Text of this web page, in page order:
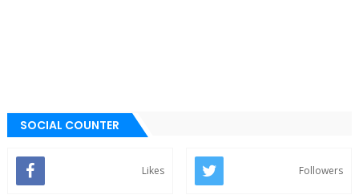
SOCIAL COUNTER
Likes Followers